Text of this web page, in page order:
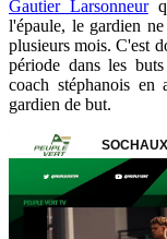
Gautier Larsonneur
l'épaule, le gardien
plusieurs mois. C'est
période dans les
coach stéphanois
gardien de but.